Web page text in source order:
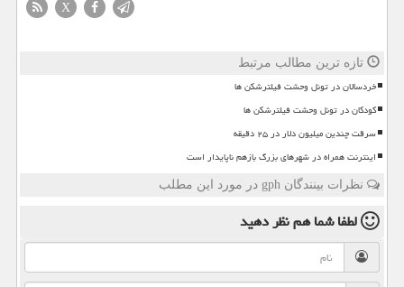
X
تازه ترین مطالب مرتبط
خردسالان در تونل وحشت فیلترشکن ها
کودکان در تونل وحشت فیلترشکن ها
سرقت چندین میلیون دلار در ۲۵ دقیقه
اینترنت همراه در شهرهای بزرگ بازهم ناپایدار است
نظرات بینندگان gph در مورد این مطلب
لطفا شما همنظر دهید